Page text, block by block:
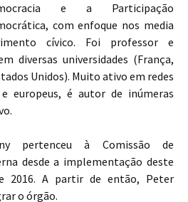
e a Participação
com enfoque nos media
cívico. Foi professor e
diversas universidades (França,
Unidos). Muito ativo em redes
europeus, é autor de inúmeras
pertenceu à Comissão de
desde a implementação deste
2016. A partir de então, Peter
o órgão.